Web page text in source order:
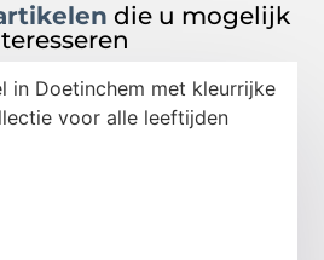
die u mogelijk